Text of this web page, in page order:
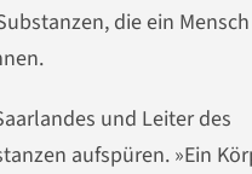
die ein Mensch
und Leiter des
aufspüren. »Ein